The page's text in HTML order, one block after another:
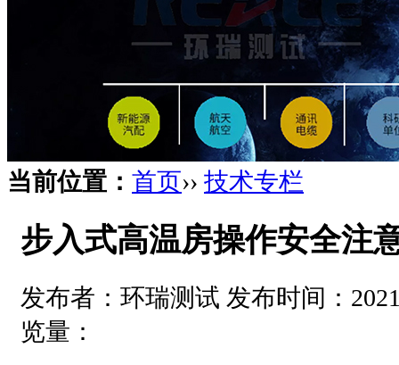
当前位置： 首页›› 技术专栏
步入式高温房操作安全注
发布者：环瑞测试 发布时间：
览量：